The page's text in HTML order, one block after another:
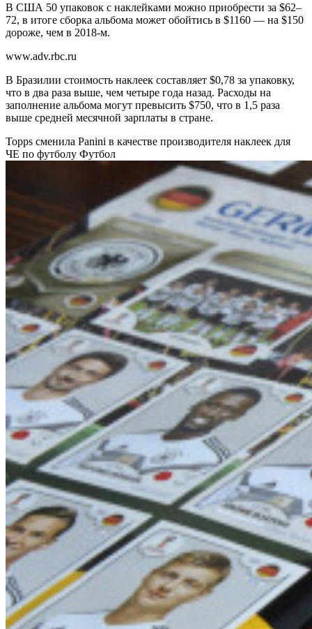
В США 50 упаковок с наклейками можно приобрести за $62–
72, в итоге сборка альбома может обойтись в $1160 — на $150
дороже, чем в 2018-м.
www.adv.rbc.ru
В Бразилии стоимость наклеек составляет $0,78 за упаковку,
что в два раза выше, чем четыре года назад. Расходы на
заполнение альбома могут превысить $750, что в 1,5 раза
выше средней месячной зарплаты в стране.
Topps сменила Panini в качестве производителя наклеек для
ЧЕ по футболу Футбол